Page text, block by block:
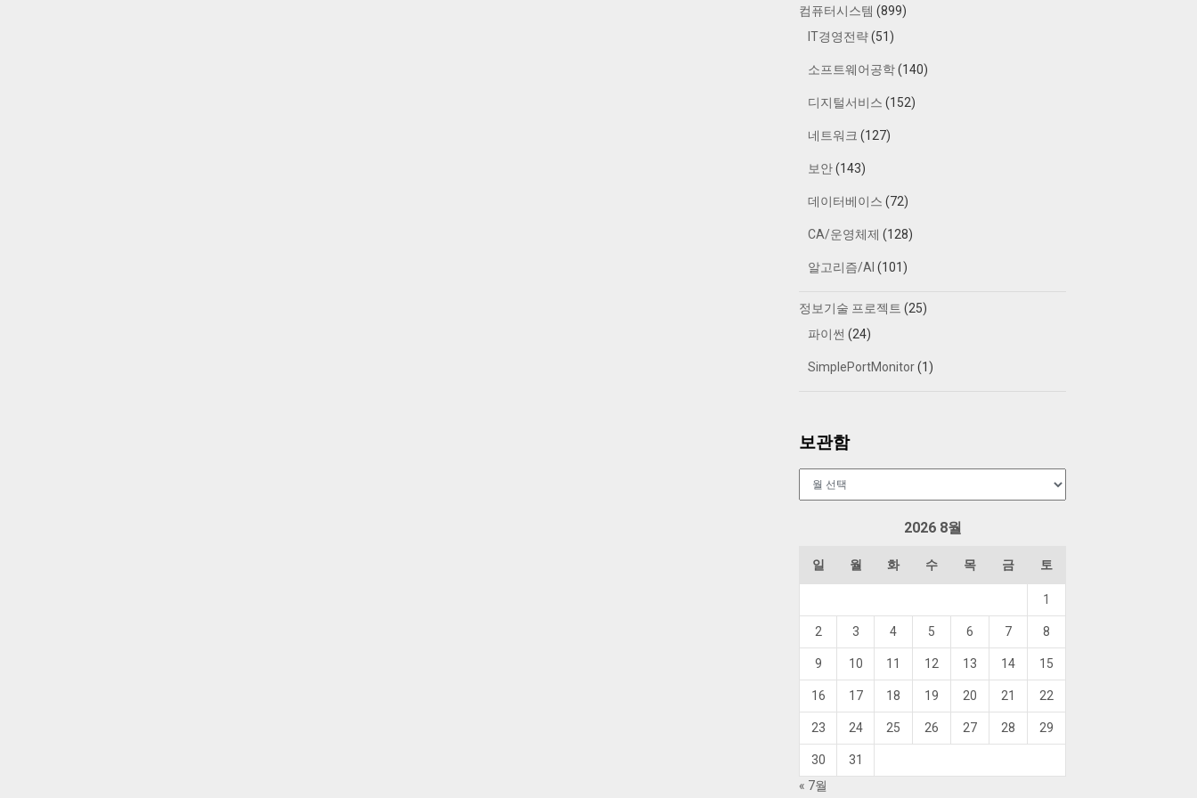
컴퓨터시스템 (899)
IT경영전략(51)
소프트웨어공학(140)
디지털서비스 (152)
네트워크 (127)
보안(143)
데이터베이스 (72)
CA/운영체제 (128)
알고리즘/AI (101)
정보기술 프로젝트 (25)
파이썬 (24)
SimplePortMonitor(1)
보관함
2026 8월
일 월 화 수 목 금 토
1
2 3 4 5 6 7 8
9 10 11 12 13 14 15
16 17 18 19 20 21 22
23 24 25 26 27 28 29
30
31
« 7월